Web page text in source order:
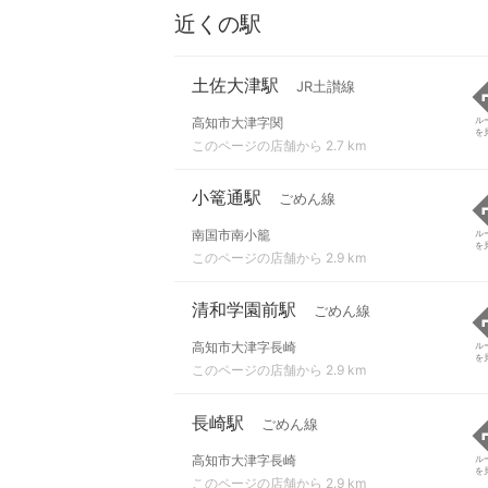
近くの駅
土佐大津駅 JR土讃線
高知市大津字関
このページの店舗から 2.7 km
ル
を
小篭通駅 ごめん線
南国市南小籠
このページの店舗から 2.9 km
ル
を
清和学園前駅 ごめん線
高知市大津字長崎
このページの店舗から 2.9 km
ル
を
長崎駅 ごめん線
高知市大津字長崎
このページの店舗から 2.9 km
ル
を